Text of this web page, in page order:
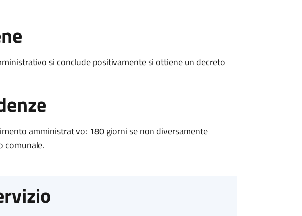
si conclude positivamente si ottiene un decreto.
amministrativo: 180 giorni se non diversamente
comunale.